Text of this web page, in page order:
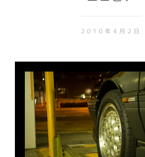
2010年4月2日